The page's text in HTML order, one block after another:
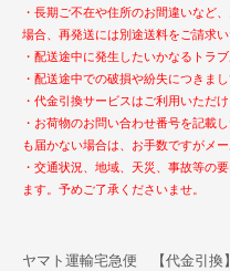
・長期ご不在や住所のお間違いなど
場合、再発送には別途送料をご請求い
・配送途中に発生したいかなるトラ
・配送途中での破損や紛失につきま
・代金引換サービスはご利用いただけ
・お荷物のお問い合わせ番号を記載
も届かない場合は、お手数ですがメ
・交通状況、地域、天災、事故等の
ます。予めご了承くださいませ。
ヤマト運輸宅急便 【代金引換】